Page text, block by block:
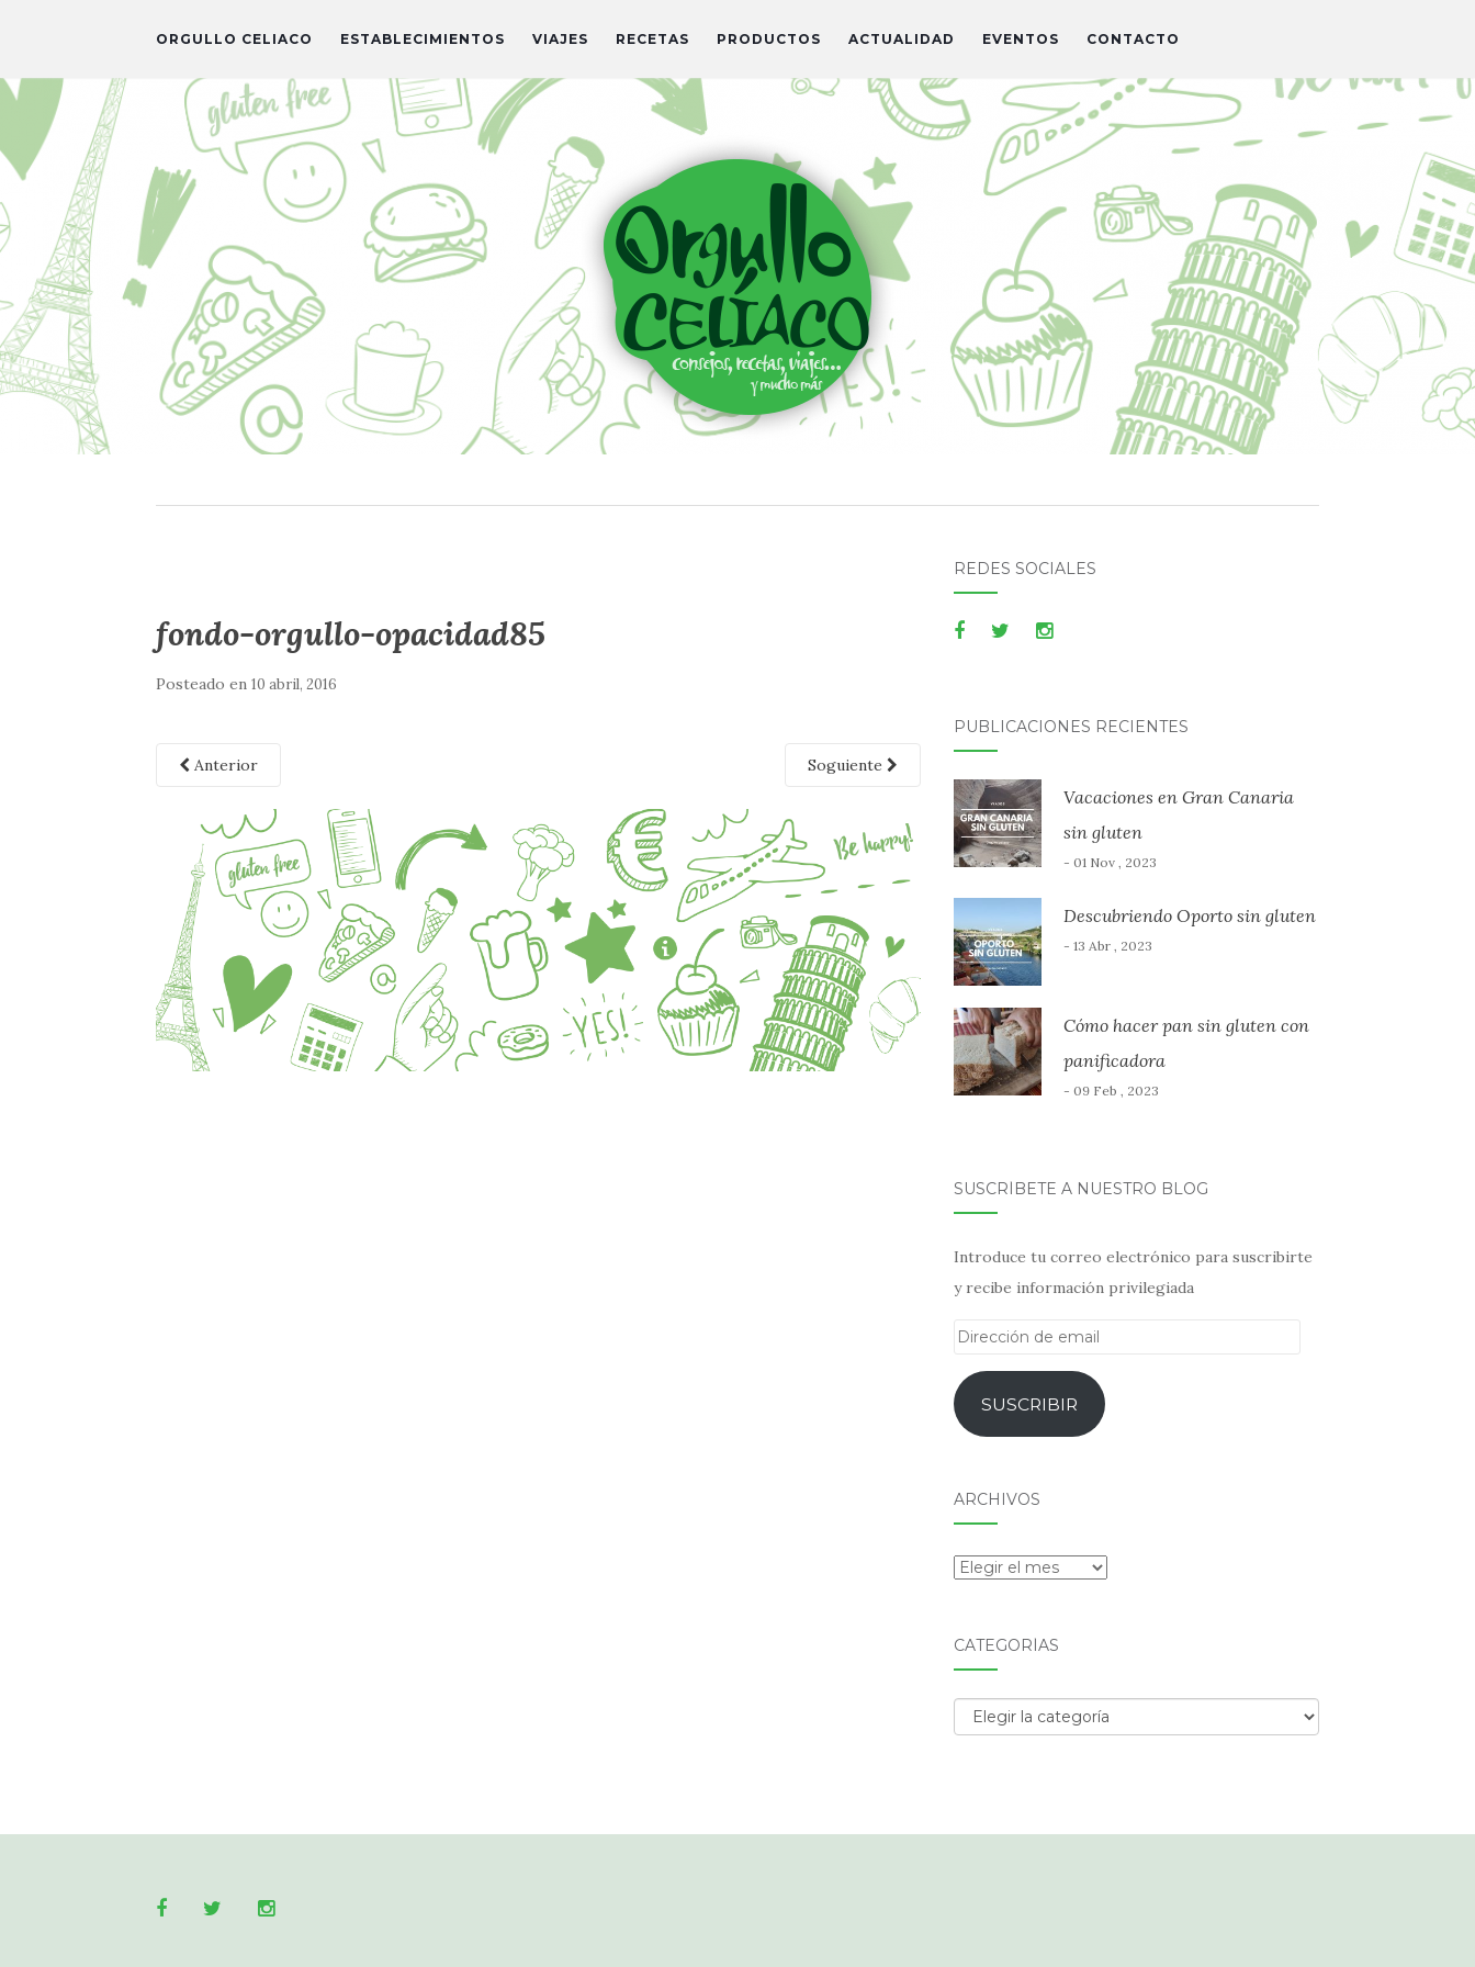
ORGULLO CELIACO ESTABLECIMIENTOS VIAJES RECETAS PRODUCTOS ACTUALIDAD EVENTOS CONTACTO
fondo-orgullo-opacidad85
Posteado en 10 abril, 2016
Anterior Soguiente
REDES SOCIALES
PUBLICACIONES RECIENTES
Vacaciones en Gran Canaria
sin gluten
- 01 Nov , 2023
Descubriendo Oporto sin gluten
- 13 Abr , 2023
Cómo hacer pan sin gluten con
panificadora
- 09 Feb , 2023
SUSCRÍBETE A NUESTRO BLOG
Introduce tu correo electrónico para suscribirte
y recibe información privilegiada
Dirección
emailSUSCRIBIR
ARCHIVOS
Archivos
CATEGORÍAS
Categorías